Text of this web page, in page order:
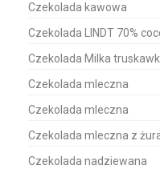
Czekolada kawowa
Czekolada LINDT 70%
Czekolada Milka
Czekolada mleczna
Czekolada mleczna
Czekolada mleczna z
Czekolada nadziewana